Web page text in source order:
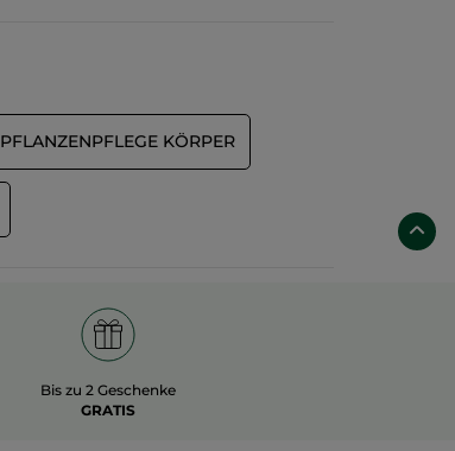
PFLANZENPFLEGE KÖRPER
Bis zu 2 Geschenke
GRATIS